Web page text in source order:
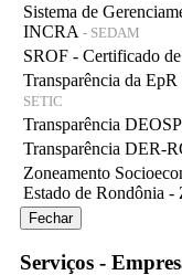
Sistema de
INCRA - SEDAM
SROF - Certificado
Transparência da
SETIC
Transparência
Transparência DER-
Zoneamento
Estado de Rondônia -
Fechar
Serviços -